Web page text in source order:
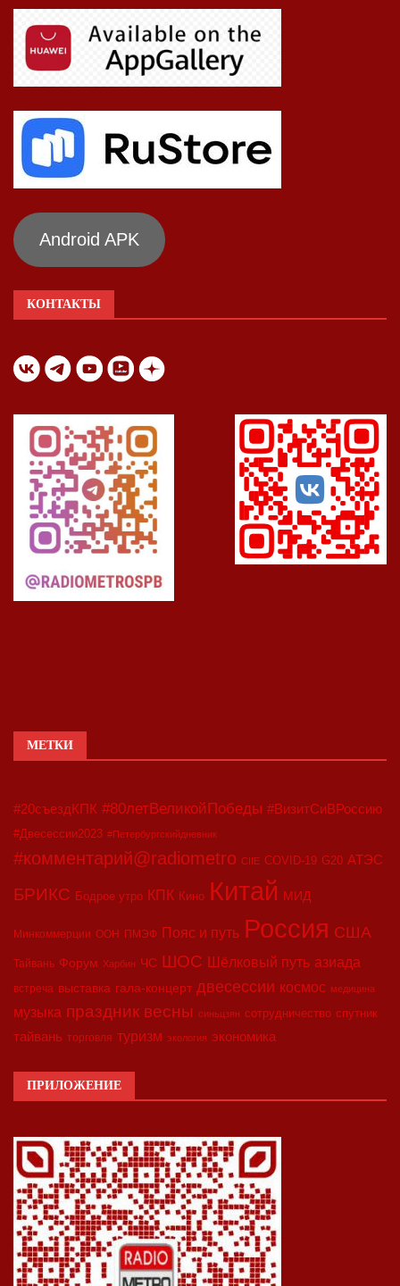
Android APK
КОНТАКТЫ
МЕТКИ
#20съездКПК #80летВеликойПобеды #ВизитСиВРоссию
#Двесессии2023 #Петербургскийдневник
#комментарий@radiometro CIIE COVID-19 G20 АТЭС
БРИКС Бодрое утро КПК Кино Китай МИД
Минкоммерции ООН ПМЭФ Пояс и путь Россия США
Тайвань Форум Харбин ЧС ШОС Шёлковый путь азиада
встреча выставка гала-концерт двесессии космос медицина
музыка праздник весны синьцзян сотрудничество спутник
тайвань торговля туризм экология экономика
ПРИЛОЖЕНИЕ